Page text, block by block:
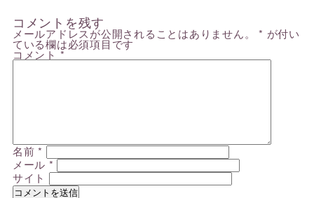
コメントを残す
メールアドレスが公開されることはありません。 * が付い
ている欄は必須項目です
コメント*
名前*
メール *
サイト